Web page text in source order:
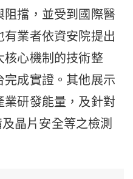
阻擋，並受到國際醫
業者依資安院提出
核心機制的技術整
完成實證。其他展示
業研發能量，及針對
晶片安全等之檢測